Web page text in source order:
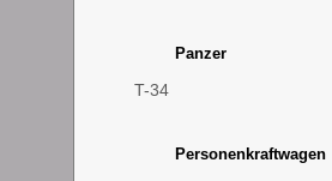
Panzer
T-34
Personenkraftwagen